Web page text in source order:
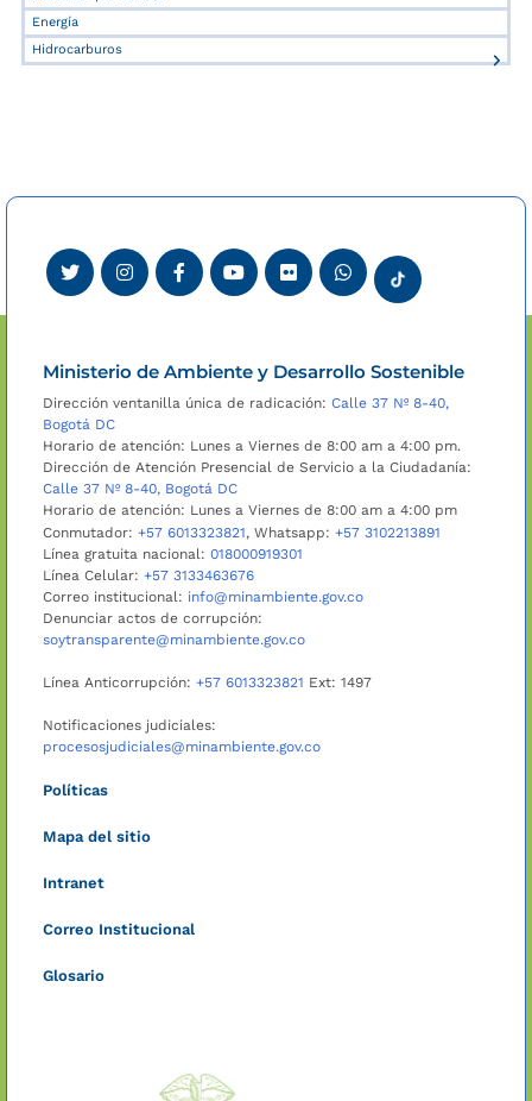
Energía
Hidrocarburos
Ministerio de Ambiente y Desarrollo Sostenible
Dirección ventanilla única de radicación: Calle 37 Nº 8-40,
Bogotá DC
Horario de atención: Lunes a Viernes de 8:00 am a 4:00 pm.
Dirección de Atención Presencial de Servicio a la Ciudadanía:
Calle 37 Nº 8-40, Bogotá DC
Horario de atención: Lunes a Viernes de 8:00 am a 4:00 pm
Conmutador: +57 6013323821, Whatsapp: +57 3102213891
Línea gratuita nacional: 018000919301
Línea Celular: +57 3133463676
Correo institucional: info@minambiente.gov.co
Denunciar actos de corrupción:
soytransparente@minambiente.gov.co
Línea Anticorrupción: +57 6013323821 Ext: 1497
Notificaciones judiciales:
procesosjudiciales@minambiente.gov.co
Políticas
Mapa del sitio
Intranet
Correo Institucional
Glosario